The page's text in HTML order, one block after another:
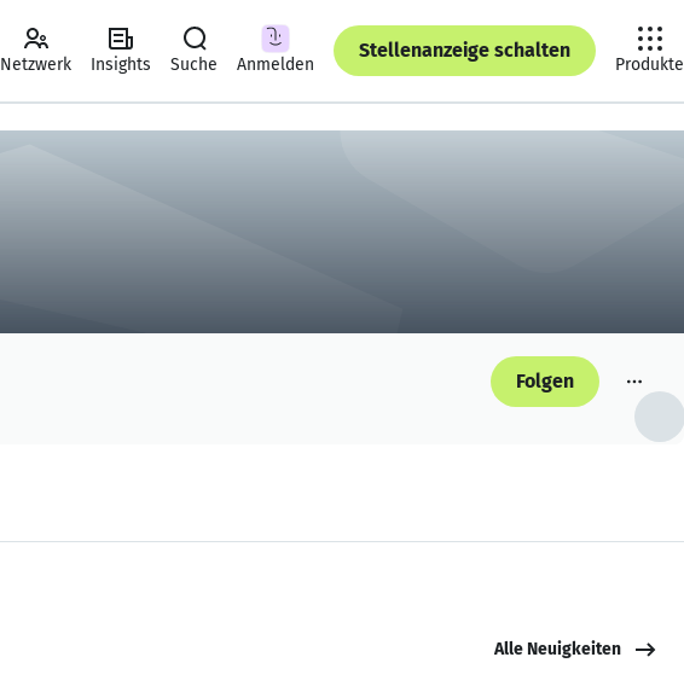
Netzwerk Insights Suche Anmelden
Stellenanzeige schalten
Produkte
Folgen
Alle Neuigkeiten